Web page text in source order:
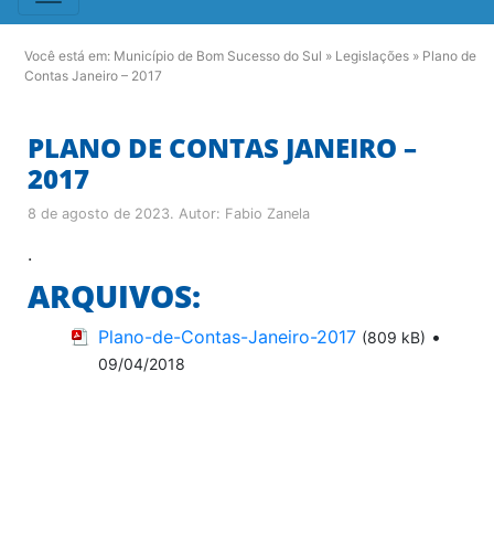
Você está em: Município de Bom Sucesso do Sul » Legislações » Plano de
Contas Janeiro – 2017
PLANO DE CONTAS JANEIRO –
2017
8 de agosto de 2023. Autor: Fabio Zanela
.
ARQUIVOS:
Plano-de-Contas-Janeiro-2017 (809 kB) •
09/04/2018